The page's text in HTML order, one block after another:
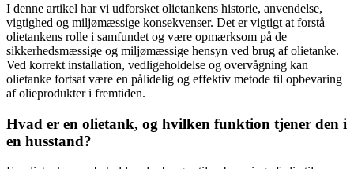
I denne artikel har vi udforsket olietankens historie, anvendelse,
vigtighed og miljømæssige konsekvenser. Det er vigtigt at forstå
olietankens rolle i samfundet og være opmærksom på de
sikkerhedsmæssige og miljømæssige hensyn ved brug af olietanke.
Ved korrekt installation, vedligeholdelse og overvågning kan
olietanke fortsat være en pålidelig og effektiv metode til opbevaring
af olieprodukter i fremtiden.
Hvad er en olietank, og hvilken funktion tjener den i
en husstand?